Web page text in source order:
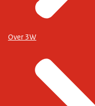
Over 3W